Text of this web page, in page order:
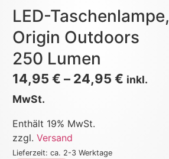
LED-Taschenlampe,
Origin Outdoors
250 Lumen
14,95€ – 24,95€ inkl.
MwSt.
Enthält 19% MwSt.
zzgl.Versand
Lieferzeit: ca. 2-3 Werktage